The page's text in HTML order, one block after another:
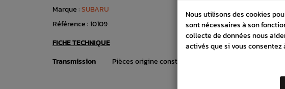
Marque :SUBARU
Référence :10109
FICHE TECHNIQUE
Transmission
Pièces origine constructeur
Nous utilisons des cookies
sont nécessaires à son
collecte de données nous
activés que si vous